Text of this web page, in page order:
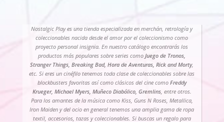
Nostalgic Play es una tienda especializada en merchán, retrología y
coleccionables nacida desde el amor por el coleccionismo como
proyecto personal insignia. En nuestro catálogo encontrarás los
productos más populares sobre series comoJuego de Tronos,
Stranger Things, Breaking Bad, Hora de Aventuras, Rick and Morty,
etc. Si eres un cinéfilo tenemos toda clase de coleccionables sobre las
blockbusters favoritas así como clásicos del cine como Freddy
Krueger, Michael Myers, Muñeco Diabólico, Gremlins, entre otros.
Para los amantes de la música como Kiss, Guns N Roses, Metallica,
Iron Maiden y del ocio en general tenemos una amplia gama de ropa
textil, accesorios, tazas y coleccionables. Si buscas un regalo para